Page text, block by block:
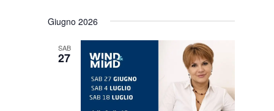
Giugno 2026
SAB
27